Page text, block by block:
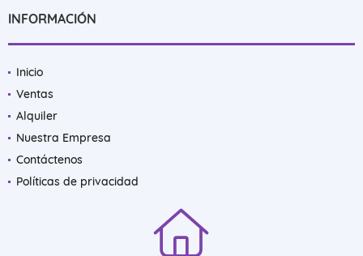
INFORMACIÓN
Inicio
Ventas
Alquiler
Nuestra Empresa
Contáctenos
Políticas de privacidad